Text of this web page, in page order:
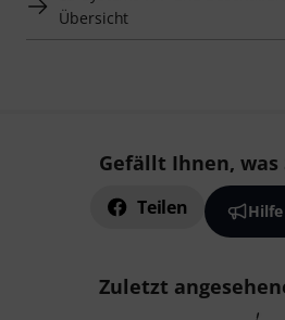
Übersicht
Gefällt Ihnen, was
Teilen
Zuletzt